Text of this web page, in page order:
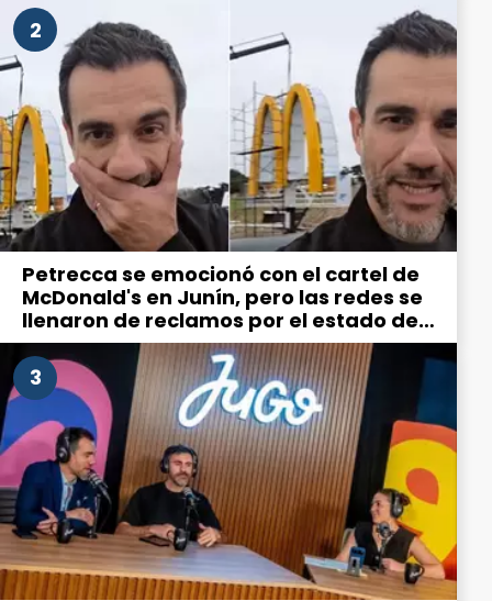
2
Petrecca se emocionó con el cartel de
McDonald's en Junín, pero las redes se
llenaron de reclamos por el estado de
la ciudad
3